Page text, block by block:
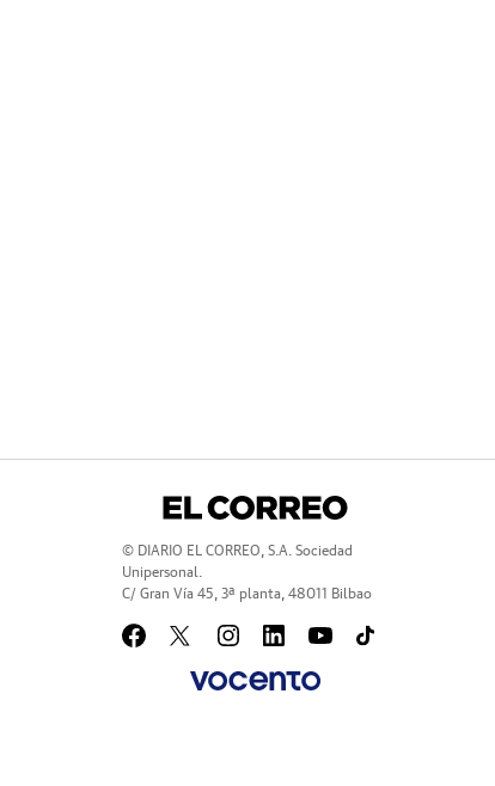
© DIARIO EL CORREO, S.A. Sociedad
Unipersonal.
C/ Gran Vía 45, 3ª planta, 48011 Bilbao